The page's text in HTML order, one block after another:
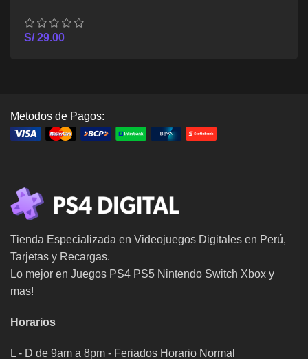
S/29.00
Metodos de Pagos:
Tienda Especializada en Videojuegos Digitales en Perú,
Tarjetas y Recargas.
Lo mejor en Juegos PS4 PS5 Nintendo Switch Xbox y
mas!
Horarios
L - D de 9am a 8pm - Feriados Horario Normal